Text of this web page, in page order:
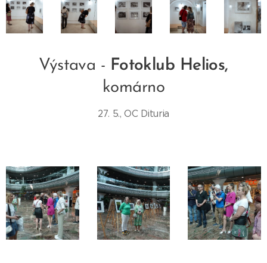
Výstava - Fotoklub Helios,
komárno
27. 5., OC Dituria